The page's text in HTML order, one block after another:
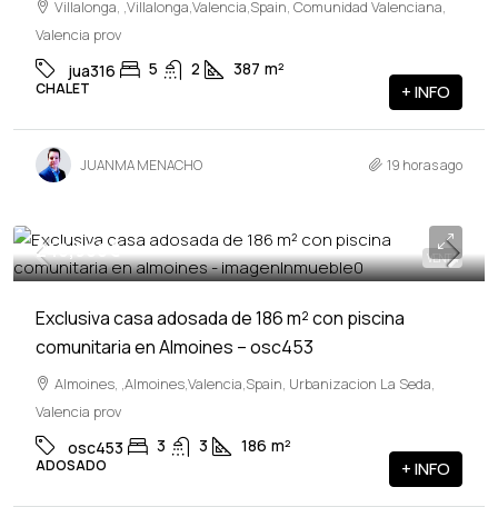
Villalonga, ,Villalonga,Valencia,Spain, Comunidad Valenciana,
Valencia prov
jua316 5 2 387 m²
CHALET + INFO
JUANMA MENACHO 19 horas ago
VENTA
246,900€
Exclusiva casa adosada de 186 m² con piscina
comunitaria en Almoines – osc453
Almoines, ,Almoines,Valencia,Spain, Urbanizacion La Seda,
Valencia prov
osc453 3 3 186 m²
ADOSADO + INFO